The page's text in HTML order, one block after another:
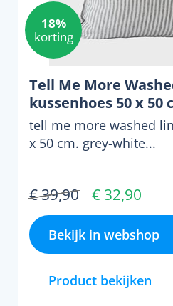
18%
korting
Tell Me More
kussenhoes 50 x 50
tell me more washed
x 50 cm. grey-white...
€ 39,90 € 32,90
Bekijk in webshop
Product bekijken